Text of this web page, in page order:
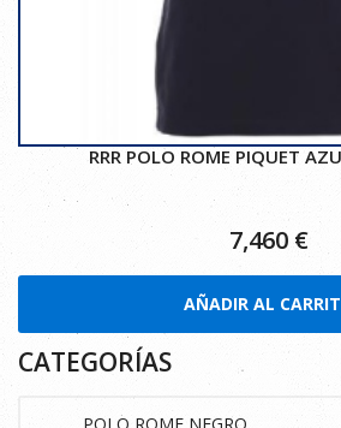
RRR POLO ROME PIQUET
7,460 €
AÑADIR AL
CATEGORÍAS